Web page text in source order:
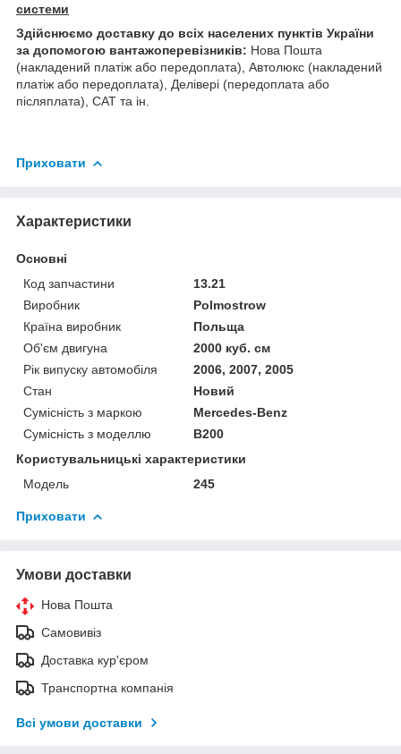
системи
Здійснюємо доставку до всіх населених пунктів України
за допомогою вантажоперевізників: Нова Пошта
(накладений платіж або передоплата), Автолюкс (накладений
платіж або передоплата), Делівері (передоплата або
післяплата), САТ та ін.
Приховати
Характеристики
Основні
Код запчастини
13.21
Виробник
Polmostrow
Країна виробник
Польща
Об'єм двигуна
2000 куб. см
Рік випуску автомобіля
2006, 2007, 2005
Стан
Новий
Сумісність з маркою
Mercedes-Benz
Сумісність з моделлю
B200
Користувальницькі характеристики
Мoдель
245
Приховати
Умови доставки
Нова Пошта
Самовивіз
Доставка кур'єром
Транспортна компанія
Всі умови доставки